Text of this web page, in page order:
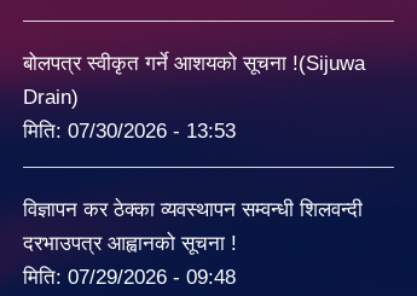
बोलपत्र स्वीकृत गर्ने आशयको सूचना !(Sijuwa
Drain)
मिति: 07/30/2026 - 13:53
विज्ञापन कर ठेक्का व्यवस्थापन सम्वन्धी शिलवन्दी
दरभाउपत्र आह्वानको सूचना !
मिति: 07/29/2026 - 09:48